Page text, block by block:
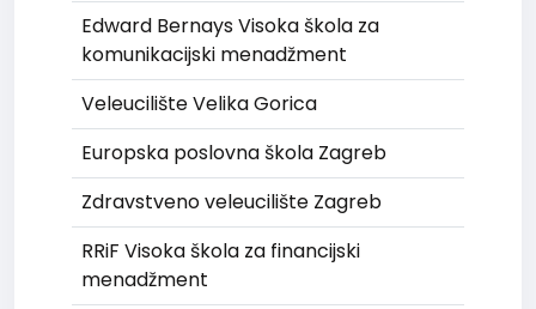
Edward Bernays Visoka škola za
komunikacijski menadžment
Veleucilište Velika Gorica
Europska poslovna škola Zagreb
Zdravstveno veleucilište Zagreb
RRiF Visoka škola za financijski
menadžment